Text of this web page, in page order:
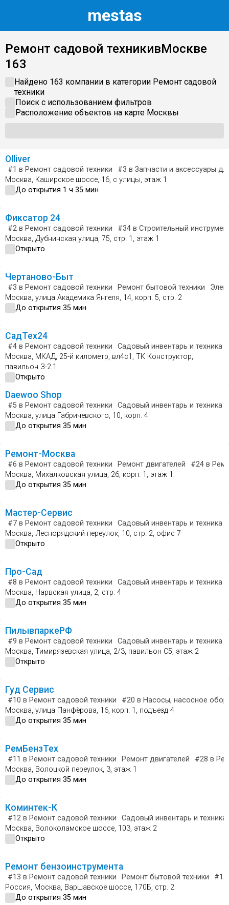
mestas
Ремонт садовой техникивМоскве
163
Найдено 163 компании в категории Ремонт садовой
техники
Поиск с использованием фильтров
Расположение объектов на карте Москвы
Olliver
#1 в Ремонт садовой техники #3 в Запчасти и аксессуары
Москва, Каширское шоссе, 16, с улицы, этаж 1
До открытия 1 ч 35 мин
Фиксатор 24
#2 в Ремонт садовой техники #34 в Строительный
Москва, Дубнинская улица, 75, стр. 1, этаж 1
Открыто
Чертаново-Быт
#3 в Ремонт садовой техники Ремонт бытовой техники
Москва, улица Академика Янгеля, 14, корп. 5, стр. 2
До открытия 35 мин
СадТех24
#4 в Ремонт садовой техники Садовый инвентарь и техника
Москва, МКАД, 25-й километр, вл4с1, ТК Конструктор,
павильон З-2.1
Открыто
Daewoo Shop
#5 в Ремонт садовой техники Садовый инвентарь и техника
Москва, улица Габричевского, 10, корп. 4
До открытия 35 мин
Ремонт-Москва
#6 в Ремонт садовой техники Ремонт двигателей #24 в
Москва, Михалковская улица, 26, корп. 1, этаж 1
До открытия 35 мин
Мастер-Сервис
#7 в Ремонт садовой техники Садовый инвентарь и техника
Москва, Леснорядский переулок, 10, стр. 2, офис 7
Открыто
Про-Сад
#8 в Ремонт садовой техники Садовый инвентарь и техника
Москва, Нарвская улица, 2, стр. 4
До открытия 35 мин
ПилывпаркеРФ
#9 в Ремонт садовой техники Садовый инвентарь и техника
Москва, Тимирязевская улица, 2/3, павильон С5, этаж 2
Открыто
Гуд Сервис
#10 в Ремонт садовой техники #20 в Насосы, насосное
Москва, улица Панфёрова, 16, корп. 1, подъезд 4
До открытия 35 мин
РемБензТех
#11 в Ремонт садовой техники Ремонт двигателей #28 в
Москва, Волоцкой переулок, 3, этаж 1
До открытия 35 мин
Коминтек-К
#12 в Ремонт садовой техники
Садовый инвентарь и техника
Москва, Волоколамское шоссе, 103, этаж 2
Открыто
Ремонт бензоинструмента
#13 в Ремонт садовой техники Ремонт бытовой техники #15
Россия, Москва, Варшавское шоссе, 170Б, стр. 2
До открытия 35 мин